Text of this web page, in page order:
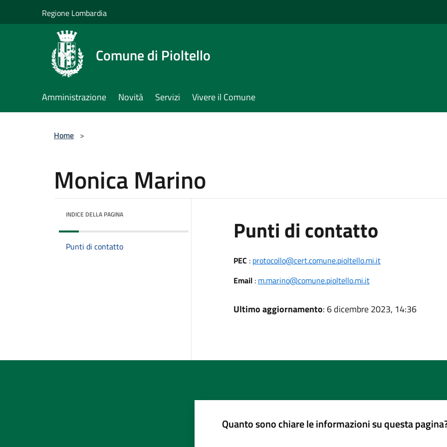
Regione Lombardia
Comune di Pioltello
Amministrazione Novità Servizi Vivere il Comune
Home >
Monica Marino
INDICE DELLA PAGINA
Punti di contatto
Punti di contatto
PEC : protocollo@cert.comune.pioltello.mi.it
Email: m.marino@comune.pioltello.mi.it
Ultimo aggiornamento: 6 dicembre 2023, 14:36
Quanto sono chiare le informazioni su questa